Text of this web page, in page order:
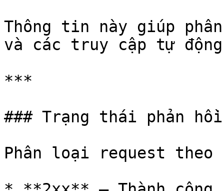
Thông tin này giúp
và các truy cập tự
***
### Trạng thái phản
Phân loại request theo